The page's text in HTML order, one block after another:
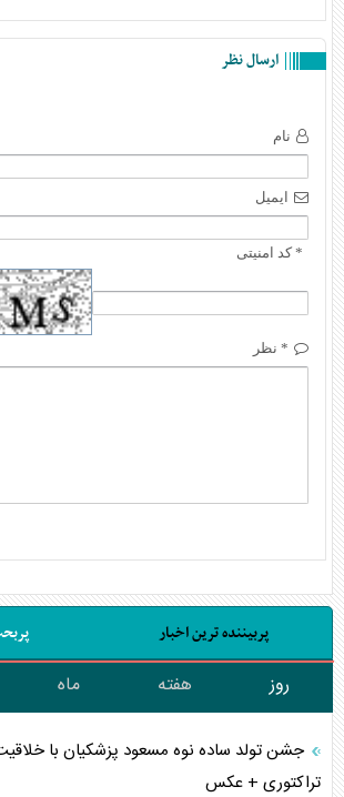
ارسال نظر
نام
ایمیل
* کد امنیتی
* نظر
پربیننده ترین اخبار
روز هفته ماه
جشن تولد ساده نوه مسعود پزشکیان با
تراکتوری + عکس